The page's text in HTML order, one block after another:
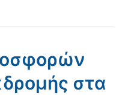
στα